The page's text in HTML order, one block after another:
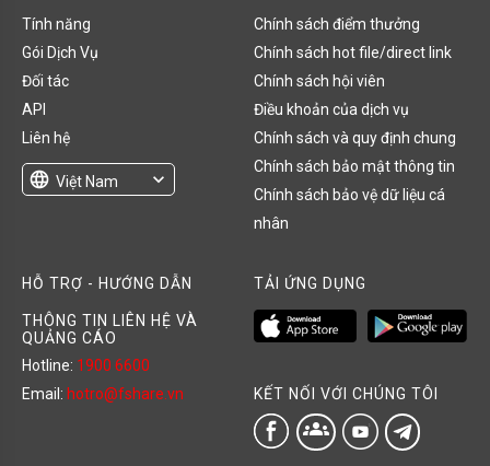
Tính năng
Gói Dịch Vụ
Đối tác
API
Liên hệ
language Việt Nam
expand_more
Chính sách điểm thưởng
Chính sách hot file/direct link
Chính sách hội viên
Điều khoản của dịch vụ
Chính sách và quy định chung
Chính sách bảo mật thông tin
Chính sách bảo vệ dữ liệu cá
nhân
HỖ TRỢ - HƯỚNG DẪN
THÔNG TIN LIÊN HỆ VÀ
QUẢNG CÁO
Hotline: 1900 6600
Email: hotro@fshare.vn
TẢI ỨNG DỤNG
KẾT NỐI VỚI CHÚNG TÔI
groups